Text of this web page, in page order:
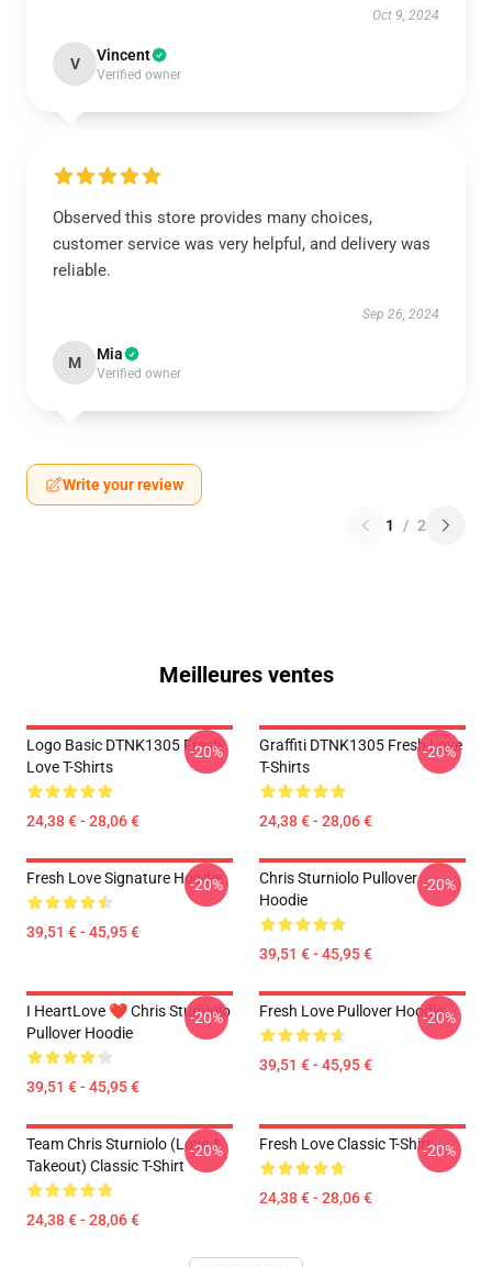
Oct 9, 2024
V Vincent
Verified owner
Observed this store provides many choices,
customer service was very helpful, and delivery was
reliable.
Sep 26, 2024
M Mia
Verified owner
Write your review
1 / 2
Meilleures ventes
Logo Basic DTNK1305 Fresh
Love T-Shirts
24,38 € - 28,06 €
-20%
Graffiti DTNK1305 Fresh Love
T-Shirts
24,38 € - 28,06 €
-20%
Fresh Love Signature Hoodie
39,51 € - 45,95 €
-20%
Chris Sturniolo Pullover
Hoodie
39,51 € - 45,95 €
-20%
I HeartLove ❤️ Chris Sturniolo
Pullover Hoodie
39,51 € - 45,95 €
-20% Fresh Love Pullover Hoodie
39,51 € - 45,95 €
-20%
Team Chris Sturniolo (Love &
Takeout) Classic T-Shirt
24,38 € - 28,06 €
-20% Fresh Love Classic T-Shirt
24,38 € - 28,06 €
-20%